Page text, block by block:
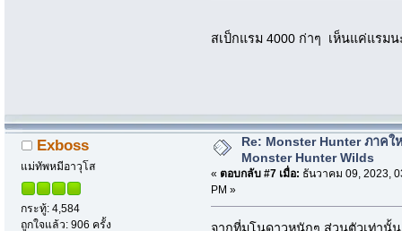
สเป็กแรม 4000 ก่าๆ เห็นแค่แรม
Exboss
แม่ทัพหมีอาวุโส
กระทู้: 4,584
ถูกใจแล้ว: 906 ครั้ง
Re: Monster Hunter ภาคใ
Monster Hunter Wilds
« ตอบกลับ #7 เมื่อ: ธันวาคม 09, 2023,
PM »